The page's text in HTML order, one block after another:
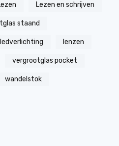
Lezen en schrijven
staand
ledverlichting lenzen
vergrootglas pocket
wandelstok